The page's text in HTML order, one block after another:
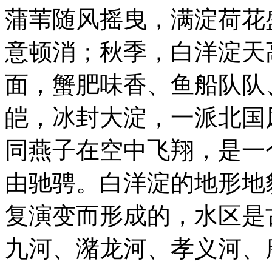
蒲苇随风摇曳，满淀荷
意顿消；秋季，白洋淀
面，蟹肥味香、鱼船队
皑，冰封大淀，一派北
同燕子在空中飞翔，是
由驰骋。白洋淀的地形
复演变而形成的，水区
九河、潴龙河、孝义河